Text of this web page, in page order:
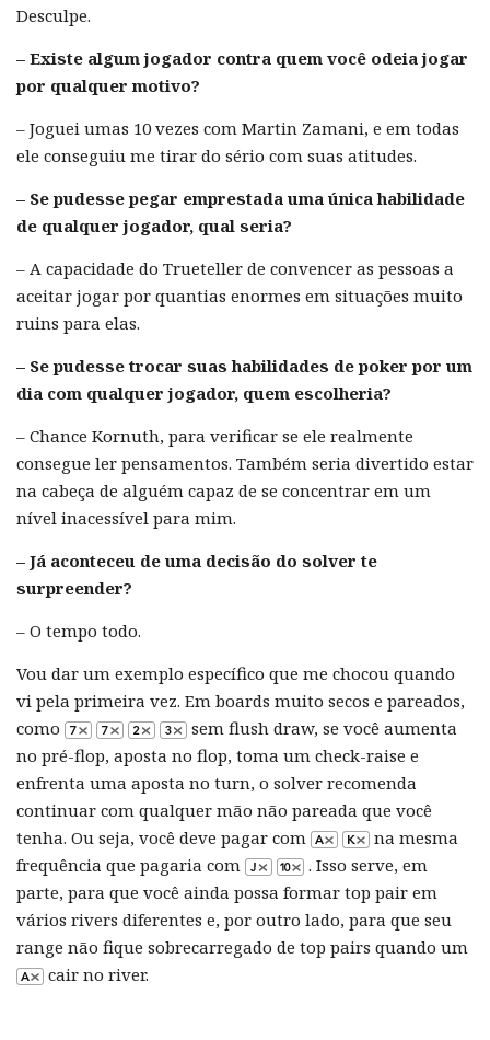
Desculpe.
– Existe algum jogador contra quem você odeia jogar
por qualquer motivo?
– Joguei umas 10 vezes com Martin Zamani, e em todas
ele conseguiu me tirar do sério com suas atitudes.
– Se pudesse pegar emprestada uma única habilidade
de qualquer jogador, qual seria?
– A capacidade do Trueteller de convencer as pessoas a
aceitar jogar por quantias enormes em situações muito
ruins para elas.
– Se pudesse trocar suas habilidades de poker por um
dia com qualquer jogador, quem escolheria?
– Chance Kornuth, para verificar se ele realmente
consegue ler pensamentos. Também seria divertido estar
na cabeça de alguém capaz de se concentrar em um
nível inacessível para mim.
– Já aconteceu de uma decisão do solver te
surpreender?
– O tempo todo.
Vou dar um exemplo específico que me chocou quando
vi pela primeira vez. Em boards muito secos e pareados,
como
sem flush draw, se você aumenta
no pré-flop, aposta no flop, toma um check-raise e
enfrenta uma aposta no turn, o solver recomenda
continuar com qualquer mão não pareada que você
tenha. Ou seja, você deve pagar com
na mesma
frequência que pagaria com
. Isso serve, em
parte, para que você ainda possa formar top pair em
vários rivers diferentes e, por outro lado, para que seu
range não fique sobrecarregado de top pairs quando um
cair no river.